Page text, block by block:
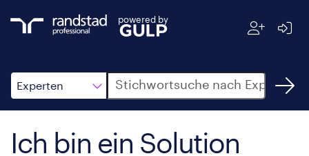
powered by
Experten
Suche
Ich bin ein Solution